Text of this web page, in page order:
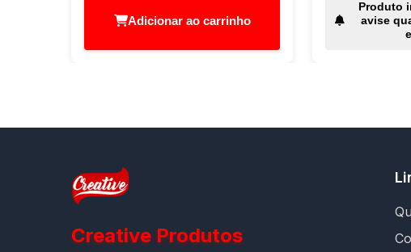
Adicionar ao carrinho
Produto
avise
Creative Produtos